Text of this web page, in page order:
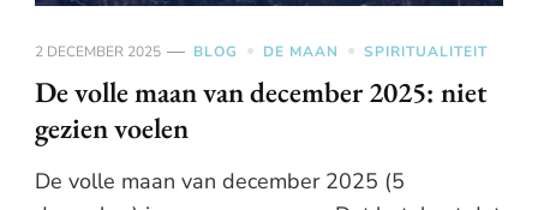
2 DECEMBER 2025 BLOG DE MAAN SPIRITUALITEIT
De volle maan van december 2025: niet
gezien voelen
De volle maan van december 2025 (5